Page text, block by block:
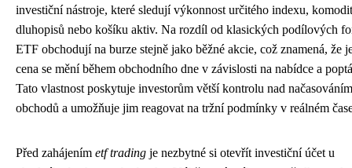
investiční nástroje, které sledují výkonnost určitého indexu,
dluhopisů nebo košíku aktiv. Na rozdíl od klasických podílových
ETF obchodují na burze stejně jako běžné akcie, což znamená, že
cena se mění během obchodního dne v závislosti na nabídce a
Tato vlastnost poskytuje investorům větší kontrolu nad
obchodů a umožňuje jim reagovat na tržní podmínky v reálném
Před zahájením etf trading je nezbytné si otevřít investiční účet u